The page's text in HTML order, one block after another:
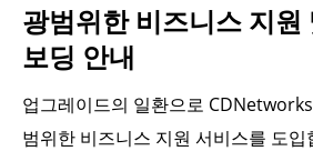
광범위한 비즈니스 지원
보딩 안내
업그레이드의 일환으로
범위한 비즈니스 지원 서비스를 도입